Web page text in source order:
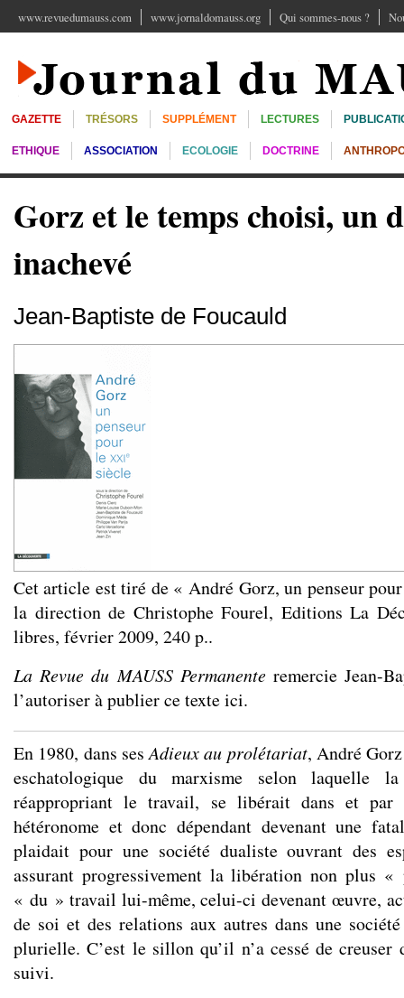
www.revuedumauss.com www.jornaldomauss.org Qui sommes-nous ?
GAZETTE TRÉSORS SUPPLÉMENT LECTURES
ETHIQUE ASSOCIATION ECOLOGIE DOCTRINE
Gorz et le temps choisi, un
inachevé
Jean-Baptiste de Foucauld
Cet article est tiré de « André Gorz, un penseur
la direction de Christophe Fourel, Editions La
libres, février 2009, 240 p..
La Revue du MAUSS Permanenteremercie Jean-
l’autoriser à publier ce texte ici.
En 1980, dans sesAdieux au prolétariat, André
eschatologique du marxisme selon laquelle
réappropriant le travail, se libérait dans et
hétéronome et donc dépendant devenant une
plaidait pour une société dualiste ouvrant des
assurant progressivement la libération non plus
« du » travail lui-même, celui-ci devenant œuvre,
de soi et des relations aux autres dans une
plurielle. C’est le sillon qu’il n’a cessé de
suivi.